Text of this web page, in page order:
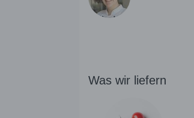
Was wir liefern